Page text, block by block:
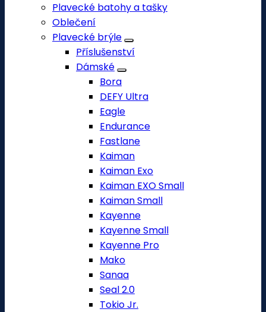
Plavecké batohy a tašky
Oblečení
Plavecké brýle
Příslušenství
Dámské
Bora
DEFY Ultra
Eagle
Endurance
Fastlane
Kaiman
Kaiman Exo
Kaiman EXO Small
Kaiman Small
Kayenne
Kayenne Small
Kayenne Pro
Mako
Sanaa
Seal 2.0
Tokio Jr.